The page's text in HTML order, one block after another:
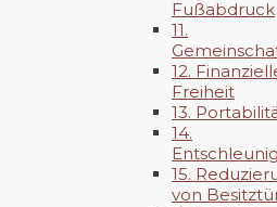
Fußabdruck
11.
12.
Freiheit
13.
14.
15.
von